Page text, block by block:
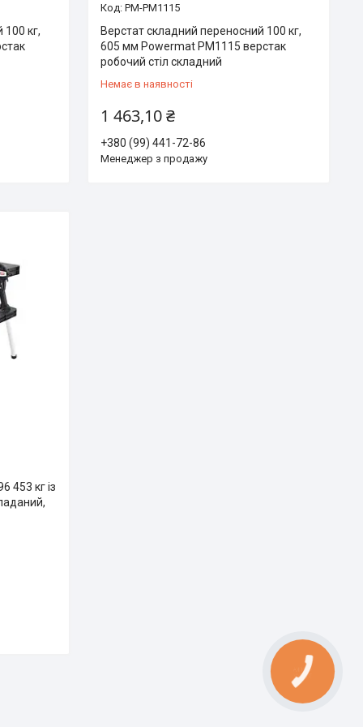
100 кг,
PM-PM1115
Верстат складний переносний 100 кг,
605 мм Powermat PM1115 верстак
робочий стіл складний
Немає в наявності
1 463,10 ₴
+380 (99) 441-72-86
Менеджер з продажу
453 кг із